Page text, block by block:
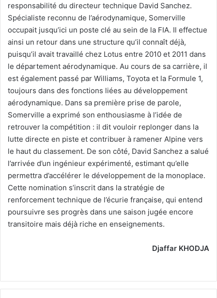
responsabilité du directeur technique David Sanchez.
Spécialiste reconnu de l’aérodynamique, Somerville
occupait jusqu’ici un poste clé au sein de la FIA. Il effectue
ainsi un retour dans une structure qu’il connaît déjà,
puisqu’il avait travaillé chez Lotus entre 2010 et 2011 dans
le département aérodynamique. Au cours de sa carrière, il
est également passé par Williams, Toyota et la Formule 1,
toujours dans des fonctions liées au développement
aérodynamique. Dans sa première prise de parole,
Somerville a exprimé son enthousiasme à l’idée de
retrouver la compétition : il dit vouloir replonger dans la
lutte directe en piste et contribuer à ramener Alpine vers
le haut du classement. De son côté, David Sanchez a salué
l’arrivée d’un ingénieur expérimenté, estimant qu’elle
permettra d’accélérer le développement de la monoplace.
Cette nomination s’inscrit dans la stratégie de
renforcement technique de l’écurie française, qui entend
poursuivre ses progrès dans une saison jugée encore
transitoire mais déjà riche en enseignements.
Djaffar KHODJA